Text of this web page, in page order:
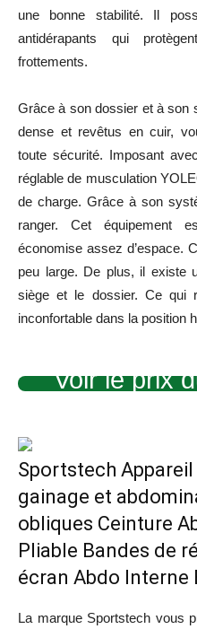
une bonne stabilité. Il
antidérapants qui
frottements.
Grâce à son dossier et à son
dense et revêtus en cuir,
toute sécurité. Imposant
réglable de musculation
de charge. Grâce à son
ranger. Cet équipement
économise assez d’espace.
peu large. De plus, il existe
siège et le dossier. Ce qui
inconfortable dans la position
Voir le prix
Sportstech
gainage et
obliques Ceinture
Pliable Bandes de
écran Abdo Interne
La marque Sportstech vous